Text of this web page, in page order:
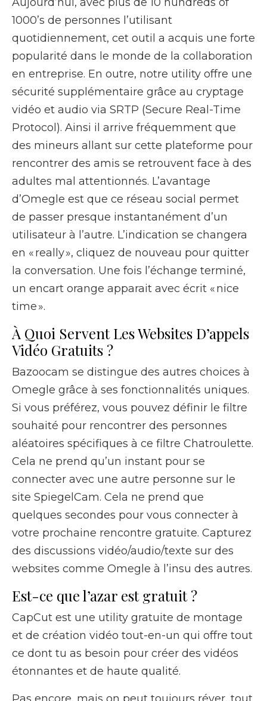
1000’s de personnes l’utilisant
quotidiennement, cet outil a acquis une forte
popularité dans le monde de la collaboration
en entreprise. En outre, notre utility offre une
sécurité supplémentaire grâce au cryptage
vidéo et audio via SRTP (Secure Real-Time
Protocol). Ainsi il arrive fréquemment que
des mineurs allant sur cette plateforme pour
rencontrer des amis se retrouvent face à des
adultes mal attentionnés. L’avantage
d’Omegle est que ce réseau social permet
de passer presque instantanément d’un
utilisateur à l’autre. L’indication se changera
en « really », cliquez de nouveau pour quitter
la conversation. Une fois l’échange terminé,
un encart orange apparait avec écrit « nice
time ».
À Quoi Servent Les Websites D’appels
Vidéo Gratuits ?
Bazoocam se distingue des autres choices à
Omegle grâce à ses fonctionnalités uniques.
Si vous préférez, vous pouvez définir le filtre
souhaité pour rencontrer des personnes
aléatoires spécifiques à ce filtre Chatroulette.
Cela ne prend qu’un instant pour se
connecter avec une autre personne sur le
site SpiegelCam. Cela ne prend que
quelques secondes pour vous connecter à
votre prochaine rencontre gratuite. Capturez
des discussions vidéo/audio/texte sur des
websites comme Omegle à l’insu des autres.
Est-ce que l’azar est gratuit ?
CapCut est une utility gratuite de montage
et de création vidéo tout-en-un qui offre tout
ce dont tu as besoin pour créer des vidéos
étonnantes et de haute qualité.